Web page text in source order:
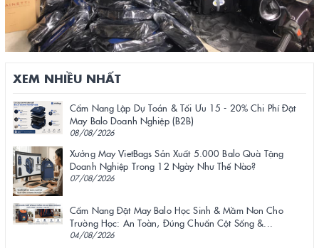
XEM NHIỀU NHẤT
Cẩm Nang Lập Dự Toán & Tối Ưu 15 - 20% Chi Phí Đặt
May Balo Doanh Nghiệp (B2B)
08/08/2026
Xưởng May VietBags Sản Xuất 5.000 Balo Quà Tặng
Doanh Nghiệp Trong 12 Ngày Như Thế Nào?
07/08/2026
Cẩm Nang Đặt May Balo Học Sinh & Mầm Non Cho
Trường Học: An Toàn, Đúng Chuẩn Cột Sống &...
04/08/2026